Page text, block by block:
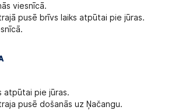
viesnīcā.
pusē brīvs laiks atpūtai pie jūras.
atpūtai pie jūras.
pusē došanās uz Ņačangu.